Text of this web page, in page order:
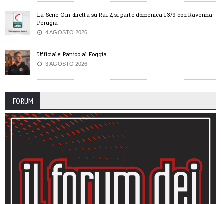
La Serie C in diretta su Rai 2, si parte domenica 13/9 con Ravenna-
Perugia
4 AGOSTO 2026
Ufficiale: Panico al Foggia
3 AGOSTO 2026
FORUM